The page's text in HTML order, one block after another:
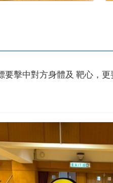
擊中對方身體及 靶心，